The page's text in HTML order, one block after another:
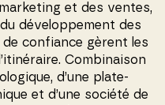
et des ventes,
développement des
confiance gèrent les
Combinaison
d’une plate-
et d’une société de